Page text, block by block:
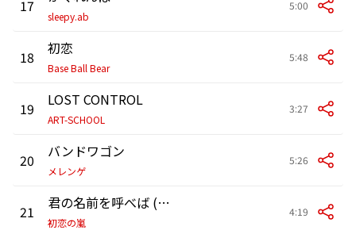
17
sleepy.ab
5:00
18 初恋
Base Ball Bear
5:48
19 LOST CONTROL
ART-SCHOOL
3:27
20 バンドワゴン
メレンゲ
5:26
21 君の名前を呼べば (2001.12.6 ユニバーサルレコーディングスタジオズAスタジオ)
初恋の嵐
4:19